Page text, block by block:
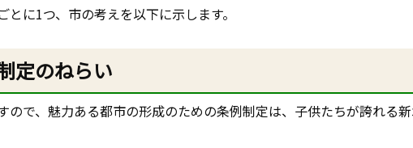
に1つ、市の考えを以下に示します。
定のねらい
で、魅力ある都市の形成のための条例制定は、子供たちが誇れる新